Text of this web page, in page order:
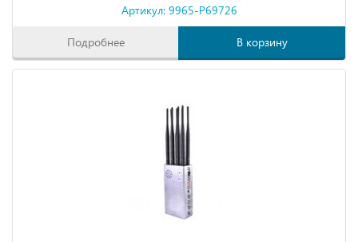
Артикул: 9965-P69726
Подробнее В корзину